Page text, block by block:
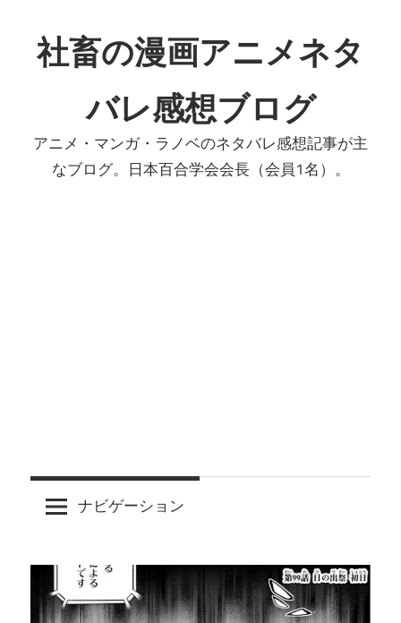
ン
テ
へ
社畜の漫画アニメネタ
バレ感想ブログ
アニメ・マンガ・ラノベのネタバレ感想記事が主
なブログ。日本百合学会会長（会員1名）。
ナビゲーション